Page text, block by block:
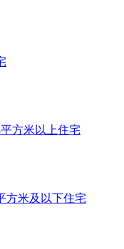
方米以上住宅
方米及以下住宅